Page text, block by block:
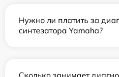
Нужно ли платить за
синтезатора Yamaha?
Сколько занимает